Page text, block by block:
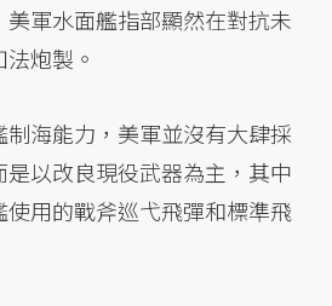
軍水面艦指部顯然在對抗未
炮製。
海能力，美軍並沒有大肆採
以改良現役武器為主，其中
用的戰斧巡弋飛彈和標準飛